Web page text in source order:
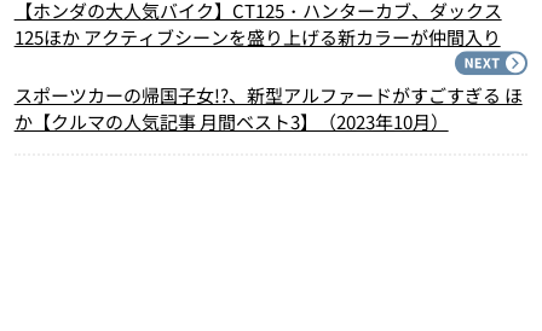
【ホンダの大人気バイク】CT125・ハンターカブ、ダックス
125ほか アクティブシーンを盛り上げる新カラーが仲間入り
スポーツカーの帰国子女!?、新型アルファードがすごすぎる ほ
か【クルマの人気記事 月間ベスト3】（2023年10月）